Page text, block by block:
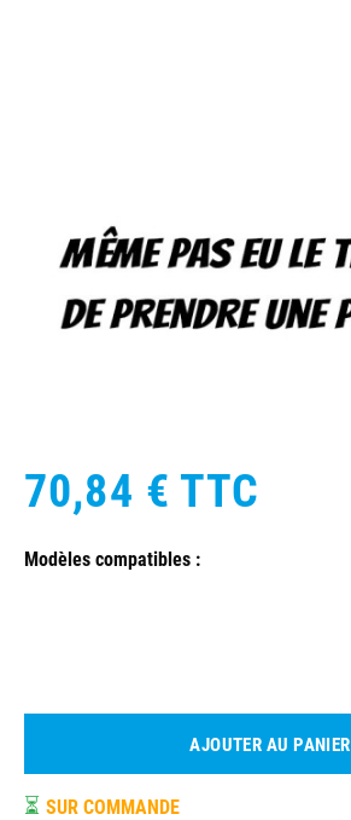
70,84 € TTC
Modèles compatibles :
AJOUTER AU PANIER
⏳ SUR COMMANDE